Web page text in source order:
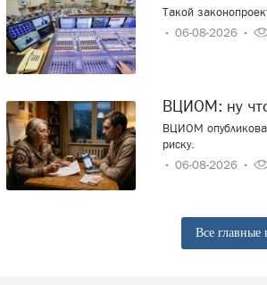
Такой
06-08-2026
ВЦИОМ: ну
ВЦИОМ
риску.
06-08-2026
Все главные